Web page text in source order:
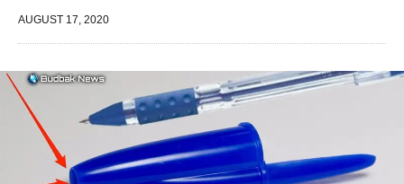
AUGUST 17, 2020